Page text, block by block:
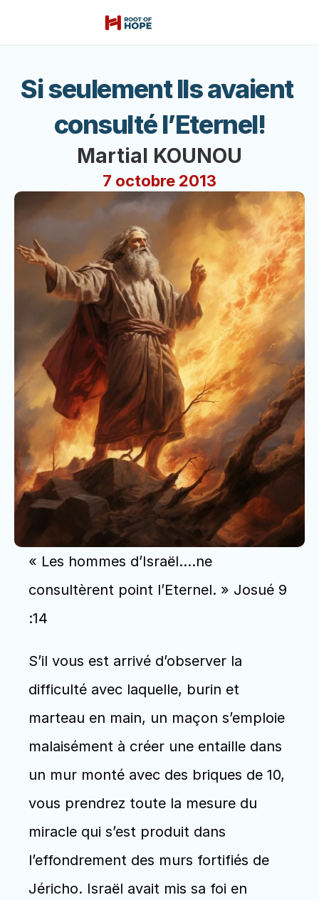
Si seulement Ils avaient
consulté l’Eternel!
Martial KOUNOU
7 octobre 2013
« Les hommes d’Israël….ne
consultèrent point l’Eternel. » Josué 9
:14
S’il vous est arrivé d’observer la
difficulté avec laquelle, burin et
marteau en main, un maçon s’emploie
malaisément à créer une entaille dans
un mur monté avec des briques de 10,
vous prendrez toute la mesure du
miracle qui s’est produit dans
l’effondrement des murs fortifiés de
Jéricho. Israël avait mis sa foi en